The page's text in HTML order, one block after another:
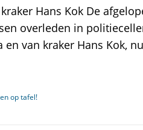
Hans Kok De
overleden in
van kraker Hans Kok,
op tafel!